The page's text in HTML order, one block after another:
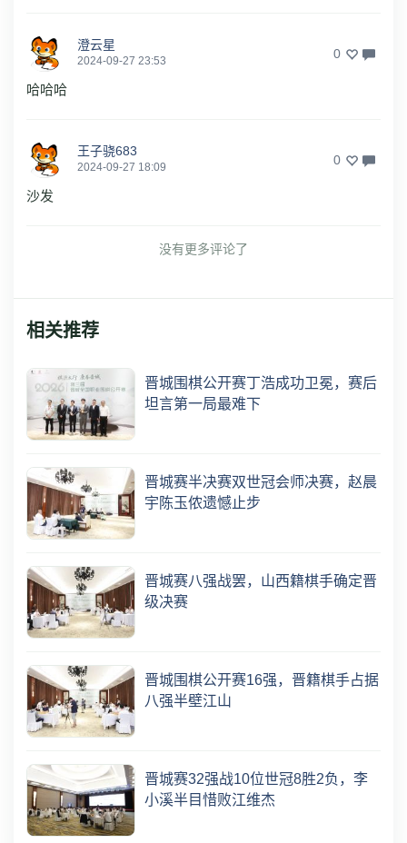
澄云星
2024-09-27 23:53 0
哈哈哈
王子骁683
2024-09-27 18:09 0
沙发
没有更多评论了
相关推荐
晋城围棋公开赛丁浩成功卫冕，赛后
坦言第一局最难下
晋城赛半决赛双世冠会师决赛，赵晨
宇陈玉侬遗憾止步
晋城赛八强战罢，山西籍棋手确定晋
级决赛
晋城围棋公开赛16强，晋籍棋手占据
八强半壁江山
晋城赛32强战10位世冠8胜2负，李
小溪半目惜败江维杰